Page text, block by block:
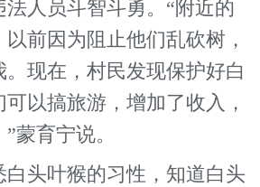
人员斗智斗勇。“附近的
前因为阻止他们乱砍树，
现在，村民发现保护好白
以搞旅游，增加了收入，
蒙育宁说。
头叶猴的习性，知道白头